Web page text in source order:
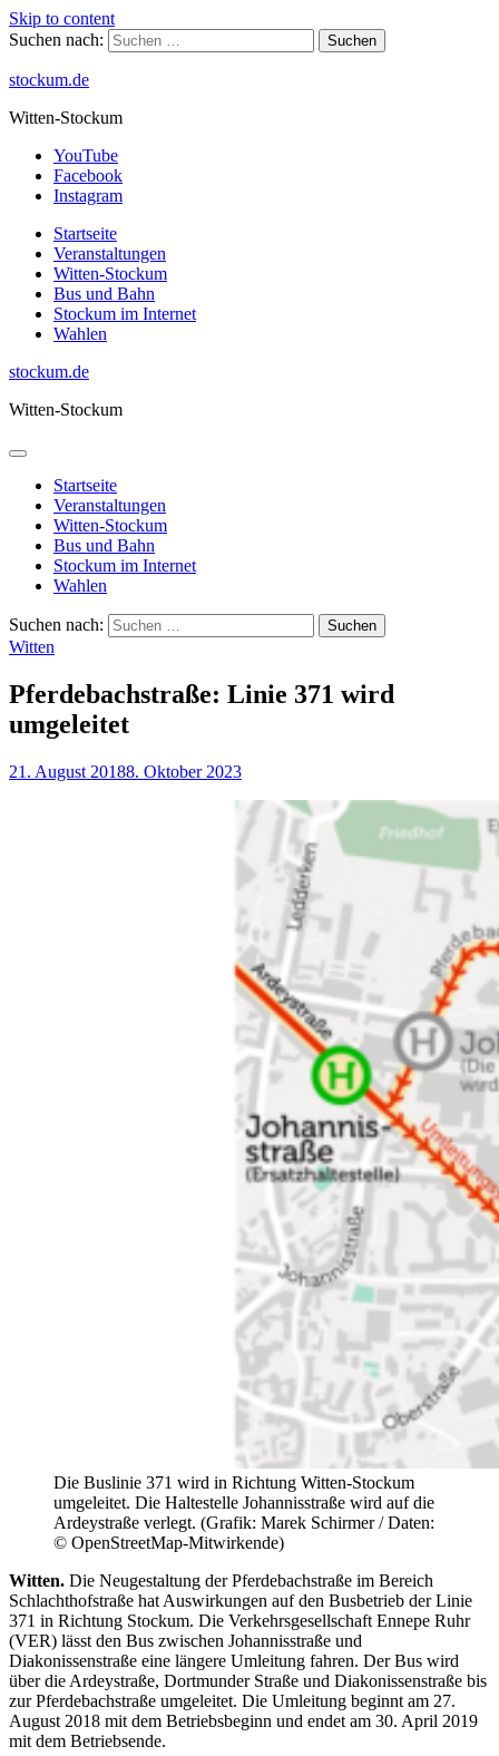
Skip to content
Suchen nach:
stockum.de
Witten-Stockum
YouTube
Facebook
Instagram
Startseite
Veranstaltungen
Witten-Stockum
Bus und Bahn
Stockum im Internet
Wahlen
stockum.de
Witten-Stockum
Startseite
Veranstaltungen
Witten-Stockum
Bus und Bahn
Stockum im Internet
Wahlen
Suchen nach:
Witten
Pferdebachstraße: Linie 371 wird
umgeleitet
21. August 20188. Oktober 2023
Die Buslinie 371 wird in Richtung Witten-Stockum
umgeleitet. Die Haltestelle Johannisstraße wird auf die
Ardeystraße verlegt. (Grafik: Marek Schirmer / Daten:
© OpenStreetMap-Mitwirkende)
Witten. Die Neugestaltung der Pferdebachstraße im Bereich
Schlachthofstraße hat Auswirkungen auf den Busbetrieb der Linie
371 in Richtung Stockum. Die Verkehrsgesellschaft Ennepe Ruhr
(VER) lässt den Bus zwischen Johannisstraße und
Diakonissenstraße eine längere Umleitung fahren. Der Bus wird
über die Ardeystraße, Dortmunder Straße und Diakonissenstraße bis
zur Pferdebachstraße umgeleitet. Die Umleitung beginnt am 27.
August 2018 mit dem Betriebsbeginn und endet am 30. April 2019
mit dem Betriebsende.